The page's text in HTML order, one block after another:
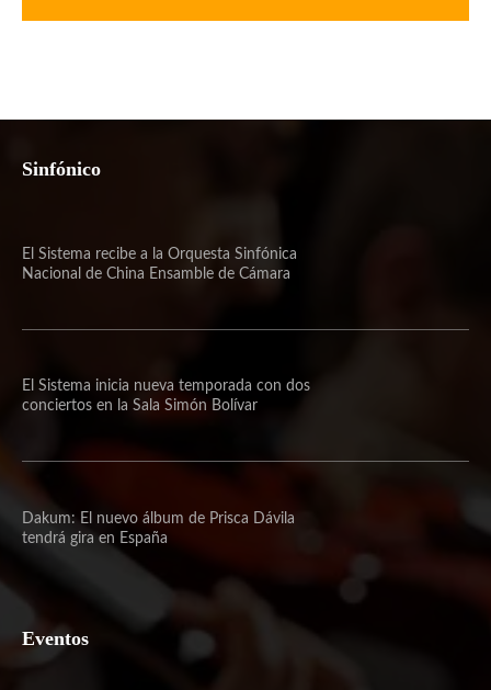
Sinfónico
El Sistema recibe a la Orquesta Sinfónica
Nacional de China Ensamble de Cámara
El Sistema inicia nueva temporada con dos
conciertos en la Sala Simón Bolívar
Dakum: El nuevo álbum de Prisca Dávila
tendrá gira en España
Eventos